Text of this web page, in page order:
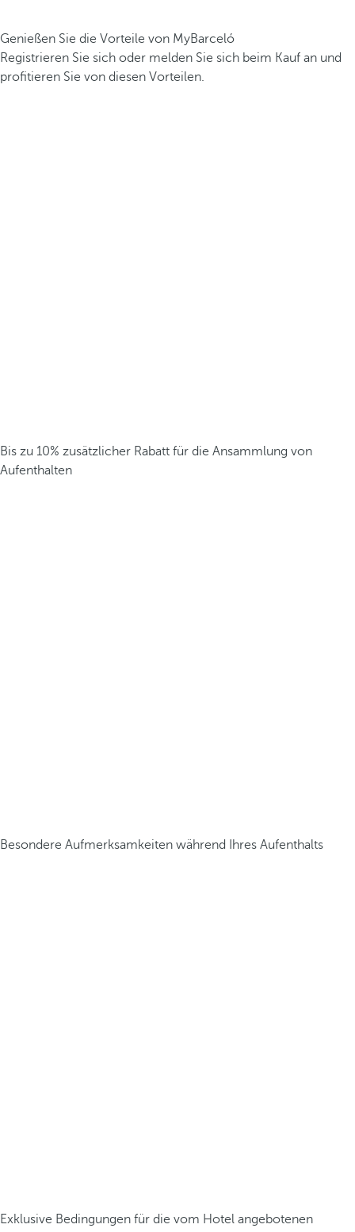
Genießen Sie die Vorteile von MyBarceló
Registrieren Sie sich oder melden Sie sich beim Kauf an und
profitieren Sie von diesen Vorteilen.
Bis zu 10% zusätzlicher Rabatt für die Ansammlung von
Aufenthalten
Besondere Aufmerksamkeiten während Ihres Aufenthalts
Exklusive Bedingungen für die vom Hotel angebotenen